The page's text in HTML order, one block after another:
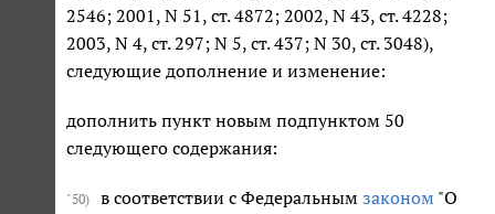
2546; 2001, N 51, ст. 4872; 2002, N 43, ст. 4228;
2003, N 4, ст. 297; N 5, ст. 437; N 30, ст. 3048),
следующие дополнение и изменение:
дополнить пункт новым подпунктом 50
следующего содержания:
"50) в соответствии с Федеральным законом "О